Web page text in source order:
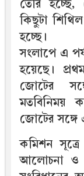
তৈরি
কিছুটা
হচ্ছে।
সংলাপে এ
হয়েছে।
জোটের
মতবিনিময়
জোটের
কমিশন
আলোচনা ও